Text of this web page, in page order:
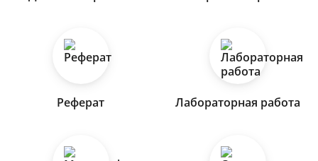
Реферат Лабораторная работа